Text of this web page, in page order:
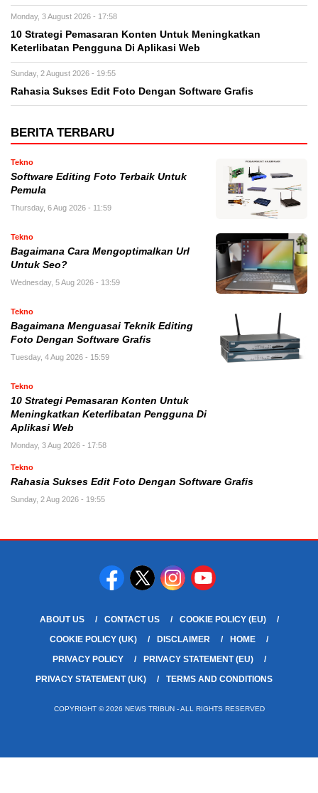
Monday, 3 August 2026 - 17:58
10 Strategi Pemasaran Konten Untuk Meningkatkan
Keterlibatan Pengguna Di Aplikasi Web
Sunday, 2 August 2026 - 19:55
Rahasia Sukses Edit Foto Dengan Software Grafis
BERITA TERBARU
Tekno
Software Editing Foto Terbaik Untuk
Pemula
Thursday, 6 Aug 2026 - 11:59
Tekno
Bagaimana Cara Mengoptimalkan Url
Untuk Seo?
Wednesday, 5 Aug 2026 - 13:59
Tekno
Bagaimana Menguasai Teknik Editing
Foto Dengan Software Grafis
Tuesday, 4 Aug 2026 - 15:59
Tekno
10 Strategi Pemasaran Konten Untuk
Meningkatkan Keterlibatan Pengguna Di
Aplikasi Web
Monday, 3 Aug 2026 - 17:58
Tekno
Rahasia Sukses Edit Foto Dengan Software Grafis
Sunday, 2 Aug 2026 - 19:55
ABOUT US CONTACT US
COOKIE POLICY (EU)
COOKIE POLICY (UK)
DISCLAIMER
HOME
PRIVACY POLICY
PRIVACY STATEMENT (EU)
PRIVACY STATEMENT (UK)
TERMS AND CONDITIONS
COPYRIGHT © 2026 NEWS TRIBUN - ALL RIGHTS RESERVED